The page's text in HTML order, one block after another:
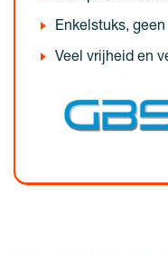
Enkelstuks,
Veel vrijheid en